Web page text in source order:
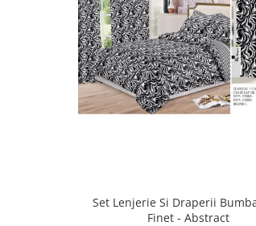
Set Lenjerie Si Draperii Bumbac Tip
Finet - Abstract